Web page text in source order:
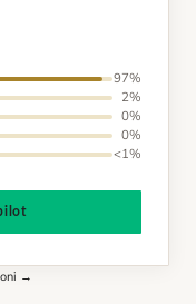
97%
2%
0%
0%
<1%
→